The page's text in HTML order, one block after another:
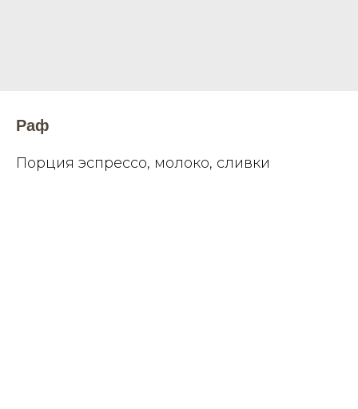
Раф
Порция эспрессо, молоко, сливки